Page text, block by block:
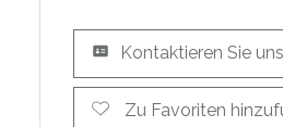
Kontaktieren Sie uns
Zu Favoriten